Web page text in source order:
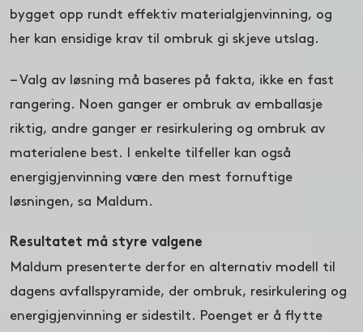
bygget opp rundt effektiv materialgjenvinning, og
her kan ensidige krav til ombruk gi skjeve utslag.
– Valg av løsning må baseres på fakta, ikke en fast
rangering. Noen ganger er ombruk av emballasje
riktig, andre ganger er resirkulering og ombruk av
materialene best. I enkelte tilfeller kan også
energigjenvinning være den mest fornuftige
løsningen, sa Maldum.
Resultatet må styre valgene
Maldum presenterte derfor en alternativ modell til
dagens avfallspyramide, der ombruk, resirkulering og
energigjenvinning er sidestilt. Poenget er å flytte